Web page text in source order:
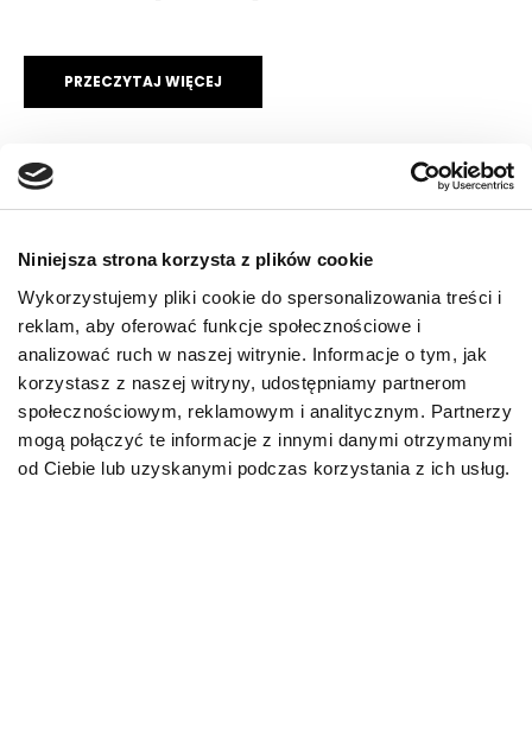
Niniejsza strona korzysta z plików cookie
Wykorzystujemy pliki cookie do spersonalizowania treści i
reklam, aby oferować funkcje społecznościowe i
analizować ruch w naszej witrynie. Informacje o tym, jak
korzystasz z naszej witryny, udostępniamy partnerom
społecznościowym, reklamowym i analitycznym. Partnerzy
mogą połączyć te informacje z innymi danymi otrzymanymi
od Ciebie lub uzyskanymi podczas korzystania z ich usług.
PRZECZYTAJ WIĘCEJ
AKTUALNOŚCI
Biegunka u kota – przyczyny,
co podać? Domowe sposoby